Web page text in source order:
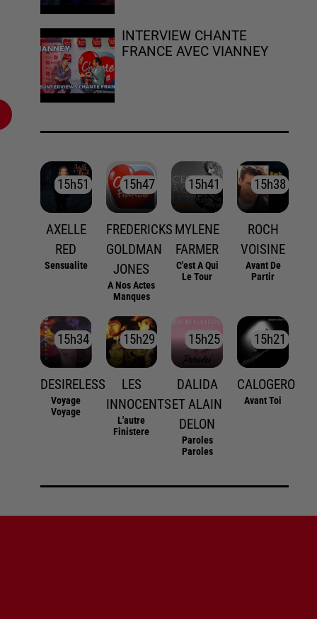
INTERVIEW CHANTE
FRANCE AVEC VIANNEY
15h51
15h51
AXELLE
RED
Sensualite
15h47
15h47
FREDERICKS
GOLDMAN
JONES
A Nos Actes
Manques
15h41
15h41
MYLENE
FARMER
C'est A Qui
Le Tour
15h38
15h38
ROCH
VOISINE
Avant De
Partir
15h34
15h34
DESIRELESS
Voyage
Voyage
15h29
15h29
LES
INNOCENTS
L'autre
Finistere
15h25
15h25
DALIDA
ET ALAIN
DELON
Paroles
Paroles
15h21
15h21
CALOGERO
Avant Toi